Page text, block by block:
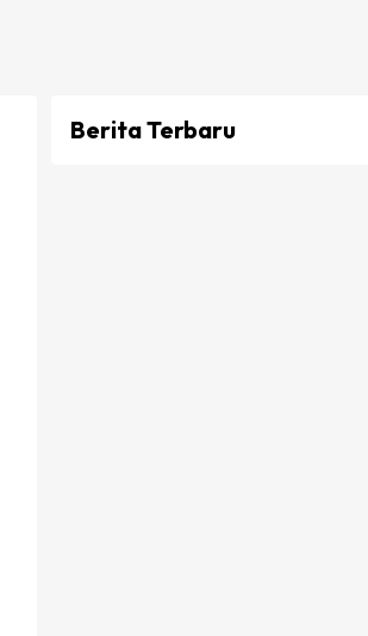
Berita Terbaru